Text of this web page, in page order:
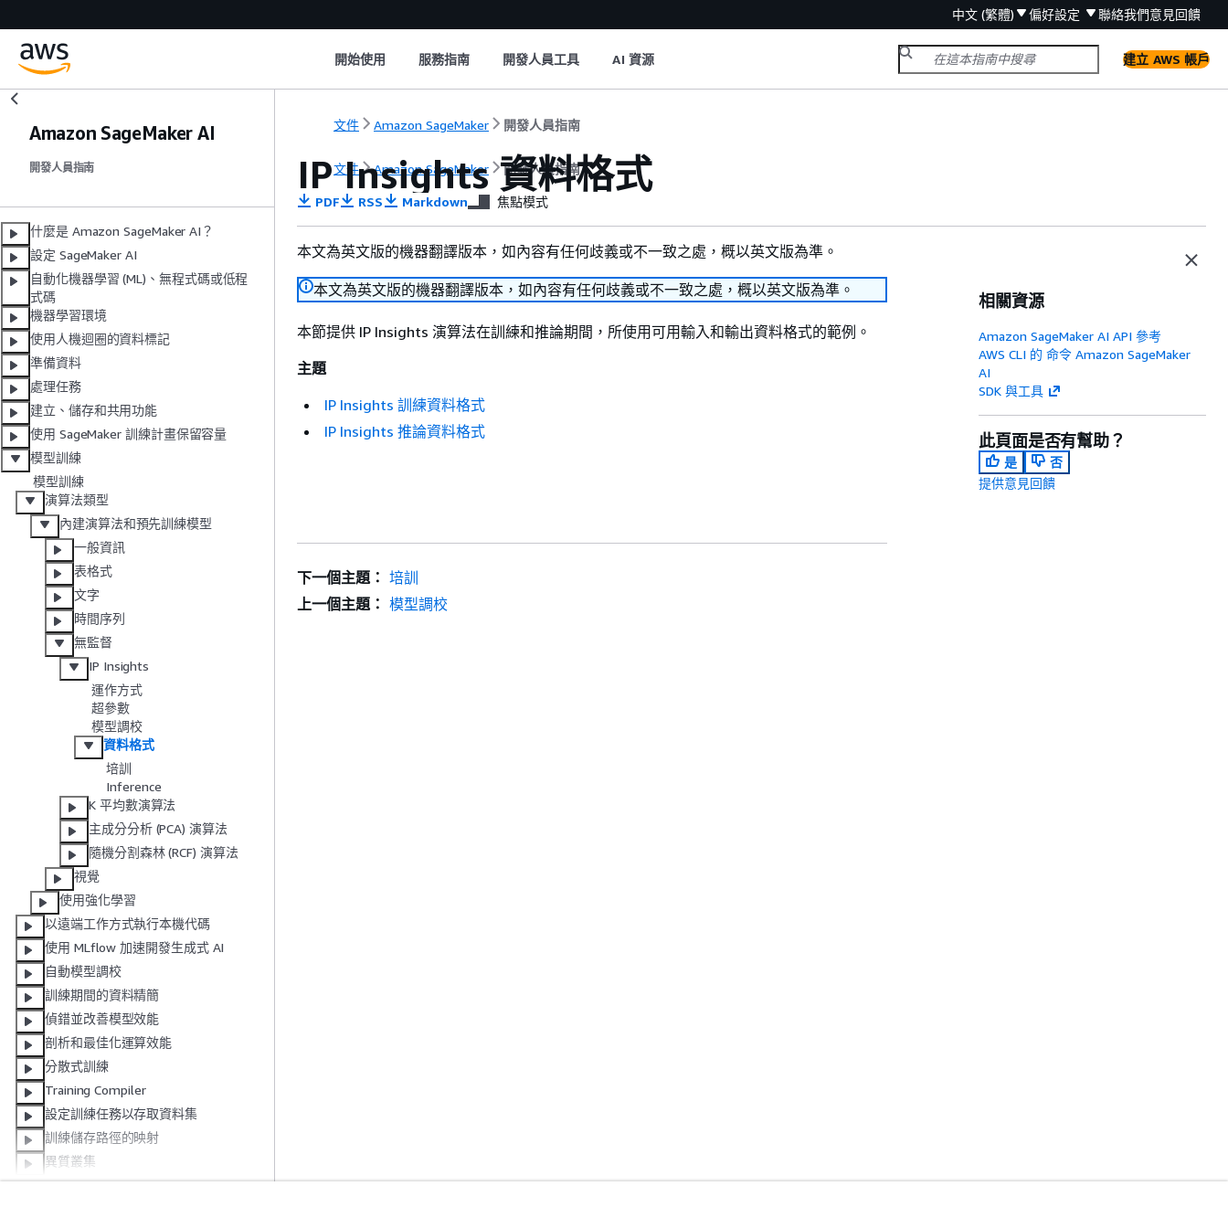
中文 (繁體) 偏好設定 聯絡我們意見回饋
開始使用 服務指南 開發人員工具 AI 資源 建立 AWS 帳戶
Amazon SageMaker AI
開發人員指南
什麼是 Amazon SageMaker AI？
設定 SageMaker AI
自動化機器學習 (ML)、無程式碼或低程
式碼
機器學習環境
使用人機迴圈的資料標記
準備資料
處理任務
建立、儲存和共用功能
使用 SageMaker 訓練計畫保留容量
模型訓練
模型訓練
演算法類型
內建演算法和預先訓練模型
一般資訊
表格式
文字
時間序列
無監督
IP Insights
運作方式
超參數
模型調校
資料格式
培訓
Inference
K 平均數演算法
主成分分析 (PCA) 演算法
隨機分割森林 (RCF) 演算法
視覺
使用強化學習
以遠端工作方式執行本機代碼
使用 MLflow 加速開發生成式 AI
自動模型調校
訓練期間的資料精簡
偵錯並改善模型效能
剖析和最佳化運算效能
分散式訓練
Training Compiler
設定訓練任務以存取資料集
訓練儲存路徑的映射
異質叢集
使用增量訓練
文件 Amazon SageMaker 開發人員指南
文件 Amazon SageMaker 開發人員指南
IP Insights 資料格式
PDF RSS Markdown 焦點模式
本文為英文版的機器翻譯版本，如內容有任何歧義或不一致之處，概以英文版為準。
本文為英文版的機器翻譯版本，如內容有任何歧義或不一致之處，概以英文版為準。
本節提供 IP Insights 演算法在訓練和推論期間，所使用可用輸入和輸出資料格式的範例。
主題
IP Insights 訓練資料格式
IP Insights 推論資料格式
相關資源
Amazon SageMaker AI API 參考
AWS CLI 的 命令 Amazon SageMaker
AI
SDK 與工具
此頁面是否有幫助？
是
否
提供意見回饋
下一個主題： 培訓
上一個主題： 模型調校